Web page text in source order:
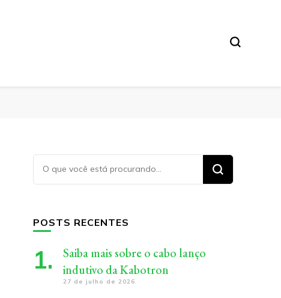
Procurando
algo?
POSTS RECENTES
Saiba mais sobre o cabo lanço
indutivo da Kabotron
27 de julho de 2026